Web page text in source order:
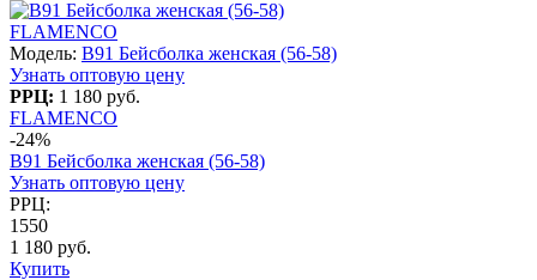
FLAMENCO
Модель: B91 Бейсболка женская (56-58)
Узнать оптовую цену
РРЦ: 1 180 руб.
FLAMENCO
-24%
B91 Бейсболка женская (56-58)
Узнать оптовую цену
РРЦ:
1550
1 180 руб.
Купить